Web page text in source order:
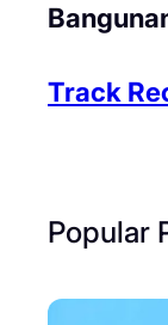
Track
Popular